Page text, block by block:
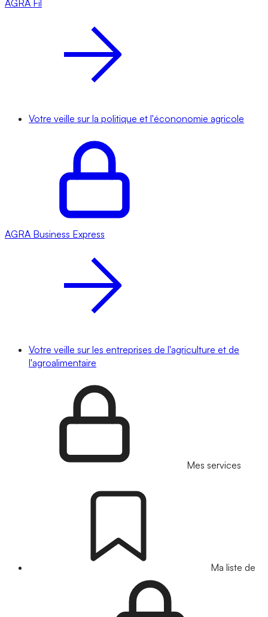
AGRA Fil
Votre veille sur la politique et l'écononomie agricole
AGRA Business Express
Votre veille sur les entreprises de l'agriculture et de
l'agroalimentaire
Mes services
Ma liste de